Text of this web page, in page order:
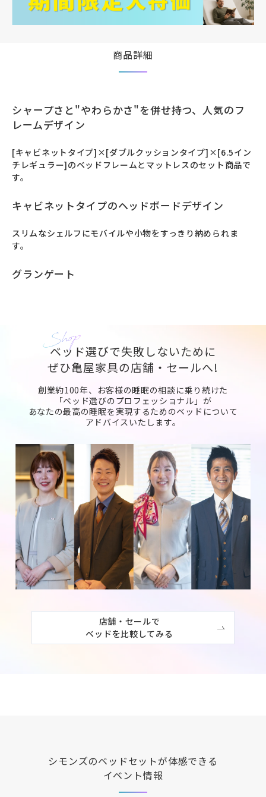
商品詳細
シャープさと"やわらかさ"を併せ持つ、人気のフ
レームデザイン
[キャビネットタイプ]×[ダブルクッションタイプ]×[6.5イン
チレギュラー]のベッドフレームとマットレスのセット商品で
す。
キャビネットタイプのヘッドボードデザイン
スリムなシェルフにモバイルや小物をすっきり納められま
す。
グランゲート
ベッド選びで失敗しないために
ぜひ亀屋家具の店舗・セールへ!
創業約100年、お客様の睡眠の相談に乗り続けた
「ベッド選びのプロフェッショナル」が
あなたの最高の睡眠を実現するためのベッドについて
アドバイスいたします。
店舗・セールで
ベッドを比較してみる
シモンズのベッドセットが体感できる
イベント情報